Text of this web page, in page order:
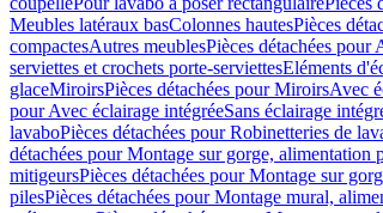
Meubles latéraux basColonnes hautesPièces
compactesAutres meublesPièces détachées pour
serviettes et crochets porte-serviettesEléments
glaceMiroirsPièces détachées pour MiroirsAvec
pour Avec éclairage intégréeSans éclairage
lavaboPièces détachées pour Robinetteries de
détachées pour Montage sur gorge, alimentation
mitigeursPièces détachées pour Montage sur
pilesPièces détachées pour Montage mural,